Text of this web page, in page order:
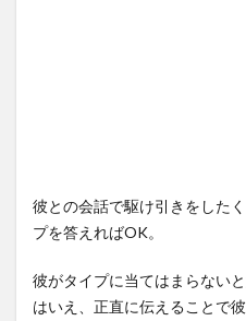
彼との会話で駆け引きをした
プを答えればOK。
彼がタイプに当てはまらない
はいえ、正直に伝えることで